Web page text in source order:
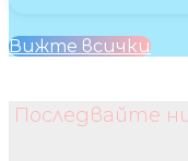
Вижте всички
Последвайте